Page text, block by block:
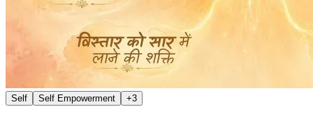
Self Self Empowerment +3